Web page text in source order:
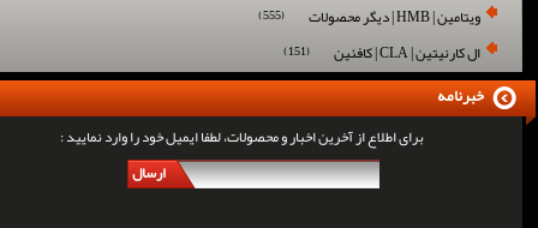
ویتامین | HMB | دیگر محصولات (555)
ال کارنیتین | CLA | کافئین (151)
برای اطلاع از آخرین اخبار و محصولات، لطفا ایمیل خود را وارد نمایید :
ارسال
خبرنامه